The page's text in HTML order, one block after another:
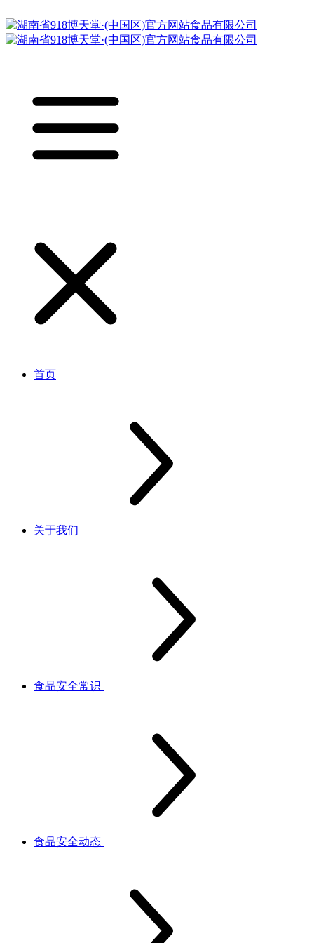
首页
关于我们
食品安全常识
食品安全动态